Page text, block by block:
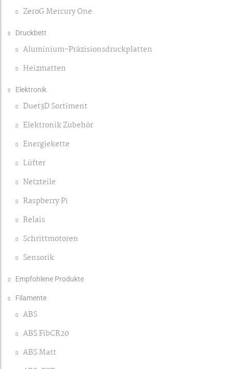
ZeroG Mercury One
Druckbett
Aluminium-Präzisionsdruckplatten
Heizmatten
Elektronik
Duet3D Sortiment
Elektronik Zubehör
Energiekette
Lüfter
Netzteile
Raspberry Pi
Relais
Schrittmotoren
Sensorik
Empfohlene Produkte
Filamente
ABS
ABS FibCR20
ABS Matt